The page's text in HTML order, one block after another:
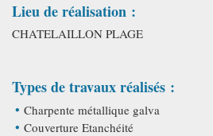
Lieu de réalisation :
CHATELAILLON PLAGE
Types de travaux réalisés :
Charpente métallique galva
Couverture Etanchéité